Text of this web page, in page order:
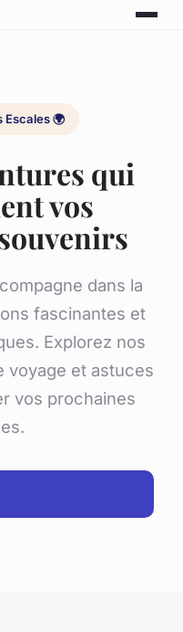
Escales 🌍
qui
vos
dans la
fascinantes et
Explorez nos
voyage et astuces
vos prochaines